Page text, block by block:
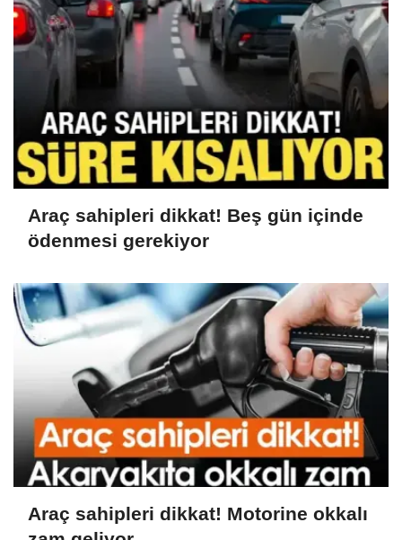
Araç sahipleri dikkat! Beş gün içinde
ödenmesi gerekiyor
Araç sahipleri dikkat! Motorine okkalı